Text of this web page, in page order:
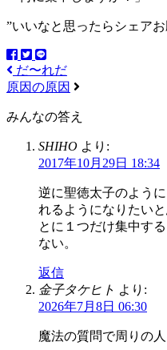
”いいなと思ったらシェア
だ〜れだ
原因の原因
みんなの答え
SHIHO より:
2017年10月29日 18:34
逆に聖徳太子のよう
れるようになりたい
とに１つだけ集中す
ない。
返信
金子タケヒト より:
2026年7月8日 06:30
魔法の質問で周りの